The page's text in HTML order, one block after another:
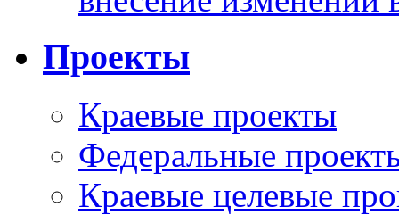
Проекты
Краевые проекты
Федеральные
Краевые целевые